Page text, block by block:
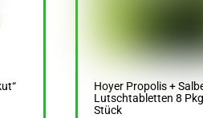
Hoyer Propolis +
Lutschtabletten 8
Stück